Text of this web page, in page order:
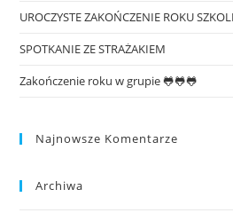
UROCZYSTE ZAKOŃCZENIE ROKU
SPOTKANIE ZE STRAŻAKIEM
Zakończenie roku w grupie 🐸🐸🐸
Najnowsze Komentarze
Archiwa